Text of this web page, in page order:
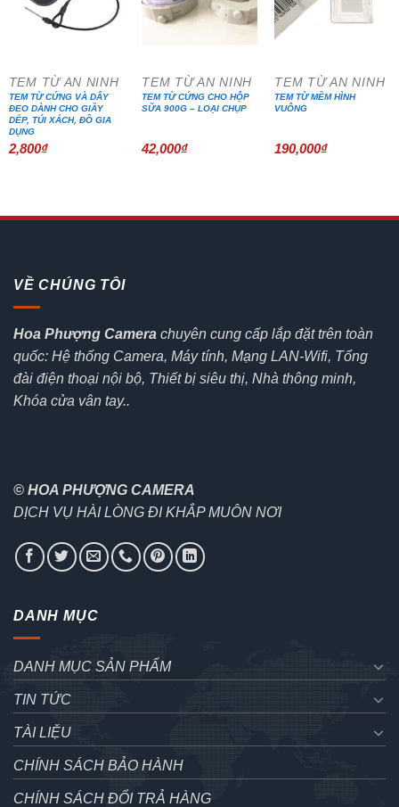
TEM TỪ AN NINH
TEM TỪ CỨNG VÀ DÂY
ĐEO DÀNH CHO GIẦY
DÉP, TÚI XÁCH, ĐỒ GIA
DỤNG
2,800₫
TEM TỪ AN NINH
TEM TỪ CỨNG CHO HỘP
SỮA 900G – LOẠI CHỤP
42,000₫
TEM TỪ AN NINH
TEM TỪ MỀM HÌNH
VUÔNG
190,000₫
VỀ CHÚNG TÔI
Hoa Phượng Camera chuyên cung cấp lắp đặt trên toàn
quốc: Hệ thống Camera, Máy tính, Mạng LAN-Wifi, Tổng
đài điện thoại nội bộ, Thiết bị siêu thị, Nhà thông minh,
Khóa cửa vân tay..
© HOA PHƯỢNG CAMERA
DỊCH VỤ HÀI LÒNG ĐI KHẮP MUÔN NƠI
DANH MỤC
DANH MỤC SẢN PHẨM
TIN TỨC
TÀI LIỆU
CHÍNH SÁCH BẢO HÀNH
CHÍNH SÁCH ĐỔI TRẢ HÀNG